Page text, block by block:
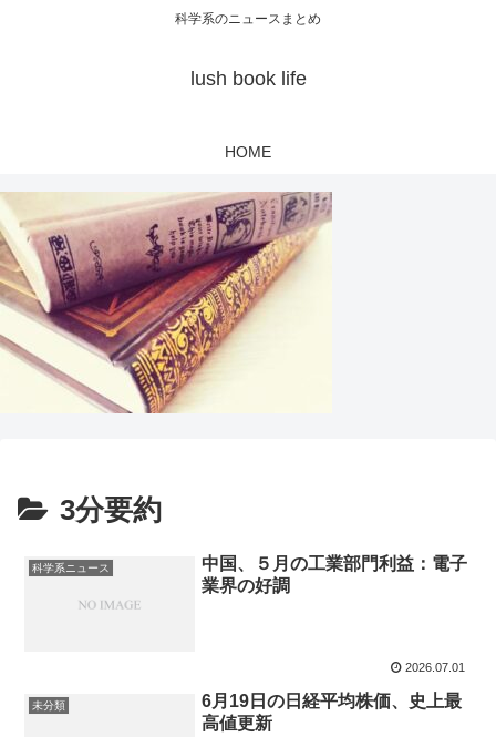
科学系のニュースまとめ
lush book life
HOME
3分要約
科学系ニュース
中国、５月の工業部門利益：電子
業界の好調
2026.07.01
未分類
6月19日の日経平均株価、史上最
高値更新